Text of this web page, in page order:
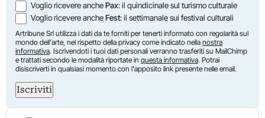
Voglio ricevere anchePax: il quindicinale sul turismo culturale
Voglio ricevere ancheFest: il settimanale sui festival culturali
Artribune Srl utilizza i dati da te forniti per tenerti informato con regolarità sul
mondo dell'arte, nel rispetto della privacy come indicato nella nostra
informativa. Iscrivendoti i tuoi dati personali verranno trasferiti su MailChimp
e trattati secondo le modalità riportate in questa informativa. Potrai
disiscriverti in qualsiasi momento con l'apposito link presente nelle email.
Iscriviti